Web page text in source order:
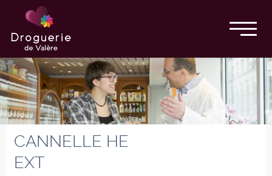
CANNELLE HE
EXT